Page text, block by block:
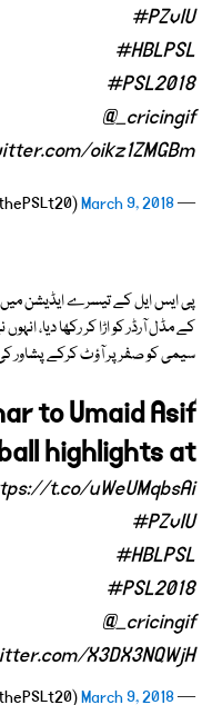
#PZvIU
#HBLPSL
#PSL2018
@_cricingif
oikz1ZMGBm
— PakistanSuperLeague (@thePSLt20)
March 9, 2018
پی ایس ایل کے تیسرے ایڈیشن میں
سیمی کو صفر پر آؤٹ کرکے پشاور
to Umaid Asif
highlights at
t.co/uWeUMqbsAi
#PZvIU
#HBLPSL
#PSL2018
@_cricingif
X3DX3NQWjH
— PakistanSuperLeague (@thePSLt20)
March 9, 2018